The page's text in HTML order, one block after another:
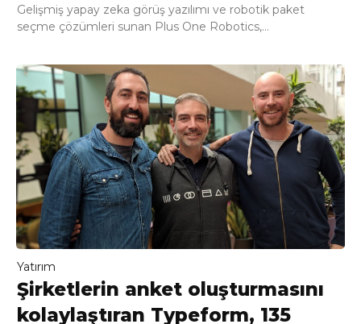
Gelişmiş yapay zeka görüş yazılımı ve robotik paket
seçme çözümleri sunan Plus One Robotics,...
Yatırım
Şirketlerin anket oluşturmasını
kolaylaştıran Typeform, 135